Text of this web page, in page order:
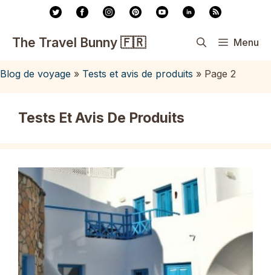
contenu
The Travel Bunny 🇫🇷 Menu
Blog de voyage » Tests et avis de produits » Page 2
Tests Et Avis De Produits